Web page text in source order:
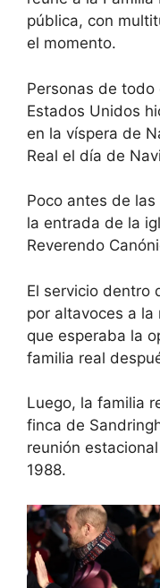
pública, con
el momento.
Personas de todo
Estados Unidos
en la víspera de
Real el día de
Poco antes de las
la entrada de la
Reverendo
El servicio dentro
por altavoces a
que esperaba la
familia real
Luego, la familia
finca de
reunión
1988.